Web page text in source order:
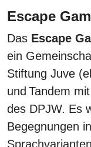
Escape
Das Escape
ein
Stiftung Juve
und Tandem
des DPJW. Es
Begegnungen